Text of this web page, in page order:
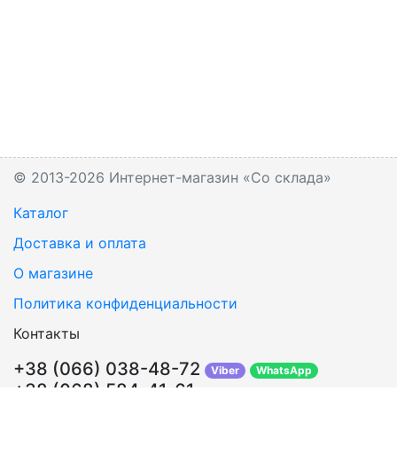
© 2013-2026 Интернет-магазин «Со склада»
Каталог
Доставка и оплата
О магазине
Политика конфиденциальности
Контакты
+38 (066) 038-48-72 Viber WhatsApp
+38 (068) 584-41-61